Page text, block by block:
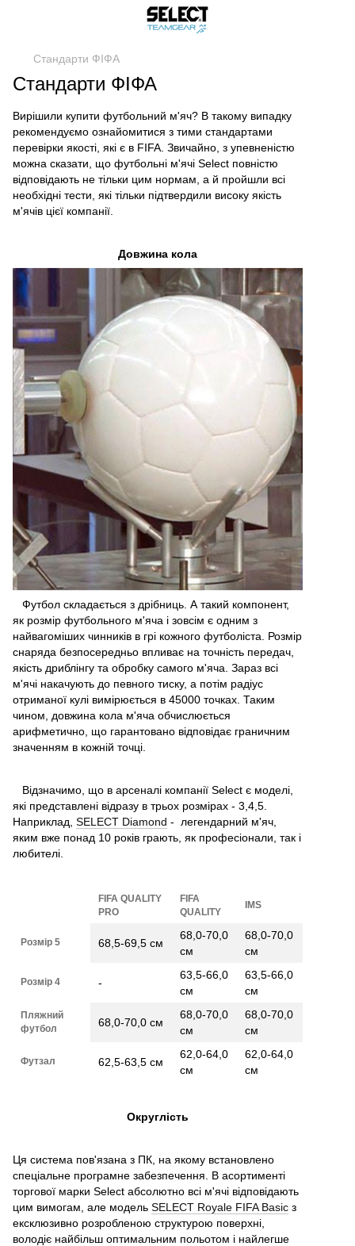
Стандарти ФІФА
Стандарти ФІФА
Вирішили купити футбольний м'яч? В такому випадку
рекомендуємо ознайомитися з тими стандартами
перевірки якості, які є в FIFA. Звичайно, з упевненістю
можна сказати, що футбольні м'ячі Select повністю
відповідають не тільки цим нормам, а й пройшли всі
необхідні тести, які тільки підтвердили високу якість
м'ячів цієї компанії.
Довжина кола
Футбол складається з дрібниць. А такий компонент,
як розмір футбольного м'яча і зовсім є одним з
найвагоміших чинників в грі кожного футболіста. Розмір
снаряда безпосередньо впливає на точність передач,
якість дриблінгу та обробку самого м'яча. Зараз всі
м'ячі накачують до певного тиску, а потім радіус
отриманої кулі вимірюється в 45000 точках. Таким
чином, довжина кола м'яча обчислюється
арифметично, що гарантовано відповідає граничним
значенням в кожній точці.
Відзначимо, що в арсеналі компанії Select є моделі,
які представлені відразу в трьох розмірах - 3,4,5.
Наприклад, SELECT Diamond - легендарний м'яч,
яким вже понад 10 років грають, як професіонали, так і
любителі.
FIFA QUALITY
PRO
FIFA
QUALITY
IMS
Розмір 5 68,5-69,5 см
68,0-70,0
см
68,0-70,0
см
Розмір 4 -
63,5-66,0
см
63,5-66,0
см
Пляжний
футбол
68,0-70,0 см
68,0-70,0
см
68,0-70,0
см
Футзал 62,5-63,5 см
62,0-64,0
см
62,0-64,0
см
Округлість
Ця система пов'язана з ПК, на якому встановлено
спеціальне програмне забезпечення. В асортименті
торгової марки Select абсолютно всі м'ячі відповідають
цим вимогам, але модель SELECT Royale FIFA Basic з
ексклюзивно розробленою структурою поверхні,
володіє найбільш оптимальним польотом і найлегше